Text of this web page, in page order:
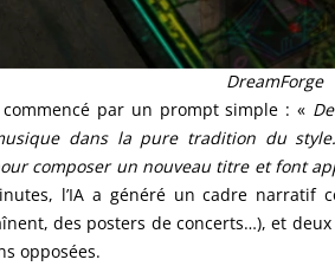
DreamForge
par un prompt simple : «
dans la pure tradition du
composer un nouveau titre et font
l’IA a généré un cadre narratif
des posters de concerts…), et
opposées.